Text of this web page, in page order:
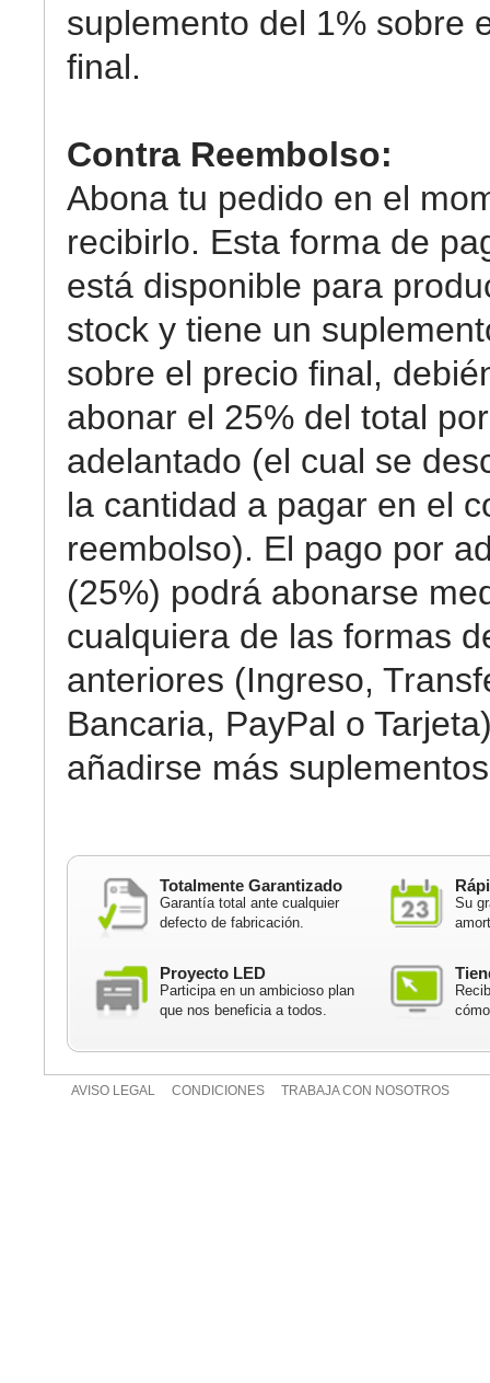
suplemento del 1% sobre
final.
Contra Reembolso:
Abona tu pedido en el
recibirlo. Esta forma de
está disponible para
stock y tiene un
sobre el precio final,
abonar el 25% del total por
adelantado (el cual se
la cantidad a pagar en el
reembolso). El pago por
(25%) podrá abonarse
cualquiera de las formas
anteriores (Ingreso,
Bancaria, PayPal o
añadirse más
Totalmente Garantizado
Garantía total ante cualquier
defecto de fabricación.
Su
Proyecto LED
Participa en un ambicioso plan
que nos beneficia a todos.
AVISO LEGAL CONDICIONES TRABAJA CON NOSOTROS